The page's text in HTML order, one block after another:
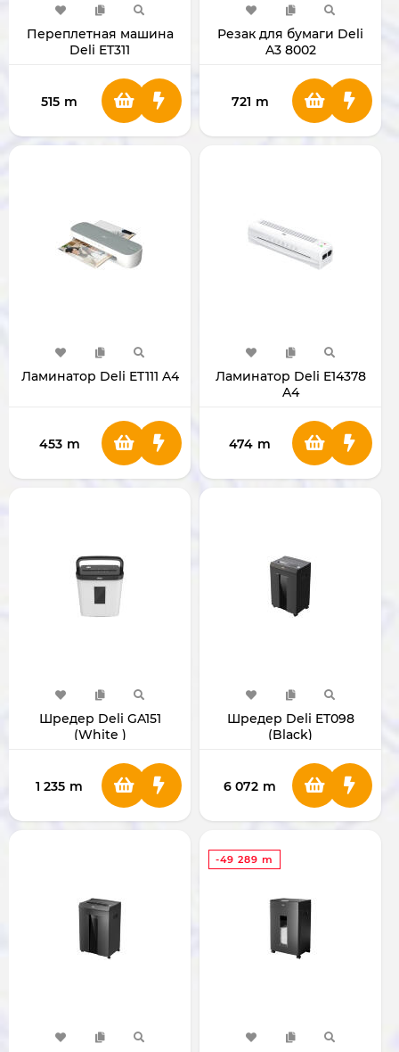
Переплетная машина
Deli ET311
515 m
Резак для бумаги Deli
A3 8002
721 m
Ламинатор Deli ET111 A4
453 m
Ламинатор Deli E14378
A4
474 m
Шредер Deli GA151
(White )
1 235 m
Шредер Deli ET098
(Black)
6 072 m
-49 289 m